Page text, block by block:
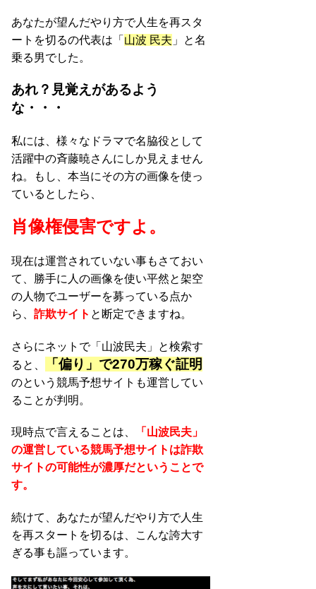
あなたが望んだやり方で人生を再スタ
ートを切るの代表は「 山波 民夫 」と名
乗る男でした。
あれ？見覚えがあるよう
な・・・
私には、様々なドラマで名脇役として
活躍中の斉藤暁さんにしか見えません
ね。もし、本当にその方の画像を使っ
ているとしたら、
肖像権侵害ですよ。
現在は運営されていない事もさておい
て、勝手に人の画像を使い平然と架空
の人物でユーザーを募っている点か
ら、 詐欺サイト と断定できますね。
さらにネットで「山波民夫」と検索す
ると、
「偏り」で270万稼ぐ証明
のという競馬予想サイトも運営してい
ることが判明。
現時点で言えることは、
「山波民夫」
の運営している競馬予想サイトは詐欺
サイトの可能性が濃厚だということで
す。
続けて、あなたが望んだやり方で人生
を再スタートを切るは、こんな誇大す
ぎる事も謳っています。